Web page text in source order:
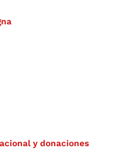
y donaciones